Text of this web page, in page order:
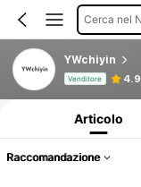
Cerca nel
YWchiyin
Venditore
Articolo
Raccomandazione